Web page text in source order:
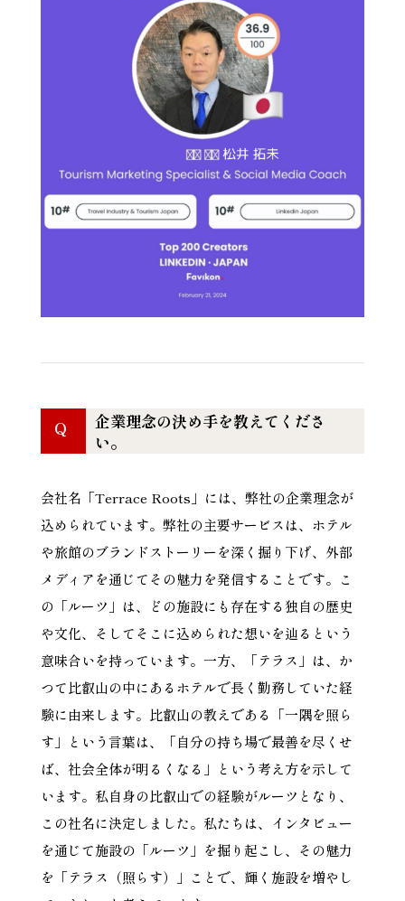
Q
企業理念の決め手を教えてくださ
い。
会社名「Terrace Roots」には、弊社の企業理念が
込められています。弊社の主要サービスは、ホテル
や旅館のブランドストーリーを深く掘り下げ、外部
メディアを通じてその魅力を発信することです。こ
の「ルーツ」は、どの施設にも存在する独自の歴史
や文化、そしてそこに込められた想いを辿るという
意味合いを持っています。一方、「テラス」は、か
つて比叡山の中にあるホテルで長く勤務していた経
験に由来します。比叡山の教えである「一隅を照ら
す」という言葉は、「自分の持ち場で最善を尽くせ
ば、社会全体が明るくなる」という考え方を示して
います。私自身の比叡山での経験がルーツとなり、
この社名に決定しました。私たちは、インタビュー
を通じて施設の「ルーツ」を掘り起こし、その魅力
を「テラス（照らす）」ことで、輝く施設を増やし